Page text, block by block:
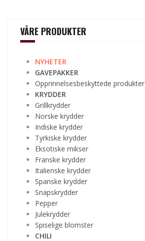
VÅRE PRODUKTER
NYHETER
GAVEPAKKER
Opprinnelsesbeskyttede produkter
KRYDDER
Grillkrydder
Norske krydder
Indiske krydder
Tyrkiske krydder
Eksotiske mikser
Franske krydder
Italienske krydder
Spanske krydder
Snapskrydder
Pepper
Julekrydder
Spiselige blomster
CHILI